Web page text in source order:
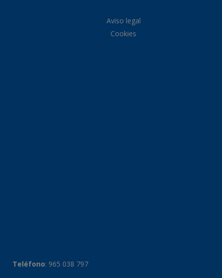
Aviso legal
Cookies
Teléfono: 965 038 797